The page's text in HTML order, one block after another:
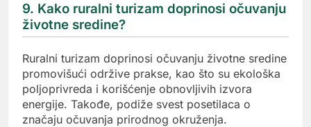
9. Kako ruralni turizam doprinosi očuvanju
životne sredine?
Ruralni turizam doprinosi očuvanju životne sredine
promovišući održive prakse, kao što su ekološka
poljoprivreda i korišćenje obnovljivih izvora
energije. Takođe, podiže svest posetilaca o
značaju očuvanja prirodnog okruženja.